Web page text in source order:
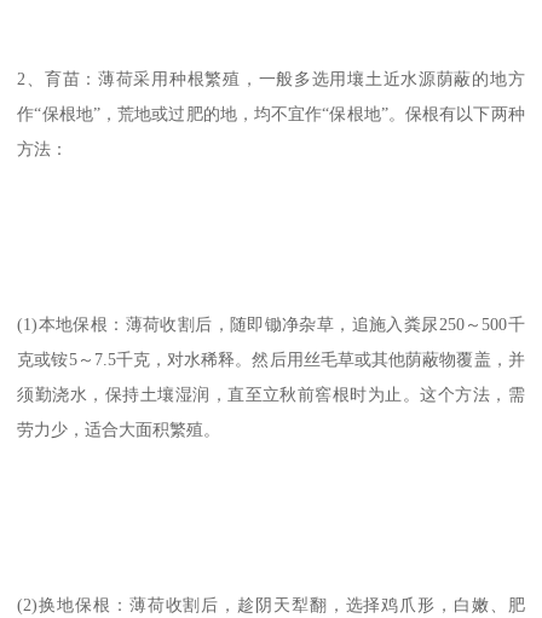
2、育苗：薄荷采用种根繁殖，一般多选用壤土近水源荫蔽的地方
作“保根地”，荒地或过肥的地，均不宜作“保根地”。保根有以下两种
方法：
(1)本地保根：薄荷收割后，随即锄净杂草，追施入粪尿250～500千
克或铵5～7.5千克，对水稀释。然后用丝毛草或其他荫蔽物覆盖，并
须勤浇水，保持土壤湿润，直至立秋前窖根时为止。这个方法，需
劳力少，适合大面积繁殖。
(2)换地保根：薄荷收割后，趁阴天犁翻，选择鸡爪形，白嫩、肥